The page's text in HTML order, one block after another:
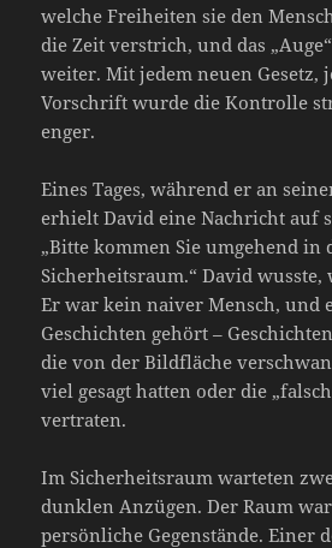
welche Freiheiten sie den
die Zeit verstrich, und das
weiter. Mit jedem neuen Gesetz,
Vorschrift wurde die Kontrolle
enger.
Eines Tages, während er an
erhielt David eine Nachricht auf
„Bitte kommen Sie umgehend in
Sicherheitsraum.“ David wusste,
Er war kein naiver Mensch, und
Geschichten gehört –
die von der Bildfläche
viel gesagt hatten oder die
vertraten.
Im Sicherheitsraum warteten
dunklen Anzügen. Der Raum
persönliche Gegenstände. Einer